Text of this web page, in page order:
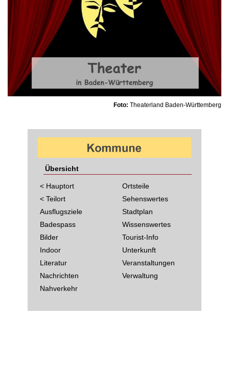
Foto: Theaterland Baden-Württemberg
Übersicht
< Hauptort
< Teilort
Ausflugsziele
Badespass
Bilder
Indoor
Literatur
Nachrichten
Nahverkehr
Ortsteile
Sehenswertes
Stadtplan
Wissenswertes
Tourist-Info
Unterkunft
Veranstaltungen
Verwaltung